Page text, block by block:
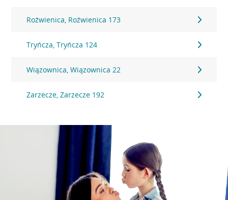
Roźwienica, Roźwienica 173
Tryńcza, Tryńcza 124
Wiązownica, Wiązownica 22
Zarzecze, Zarzecze 192